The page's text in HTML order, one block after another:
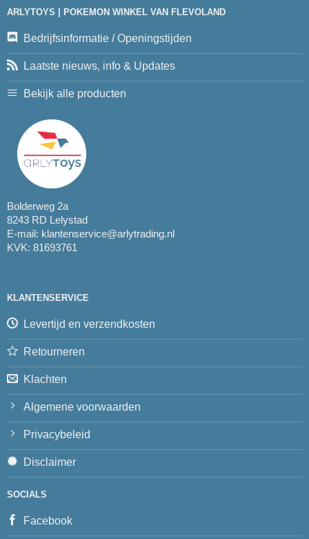
ARLYTOYS | POKEMON WINKEL VAN FLEVOLAND
Bedrijfsinformatie / Openingstijden
Laatste nieuws, info & Updates
Bekijk alle producten
Bolderweg 2a
8243 RD Lelystad
E-mail: klantenservice@arlytrading.nl
KVK: 81693761
KLANTENSERVICE
Levertijd en verzendkosten
Retourneren
Klachten
Algemene voorwaarden
Privacybeleid
Disclaimer
SOCIALS
Facebook